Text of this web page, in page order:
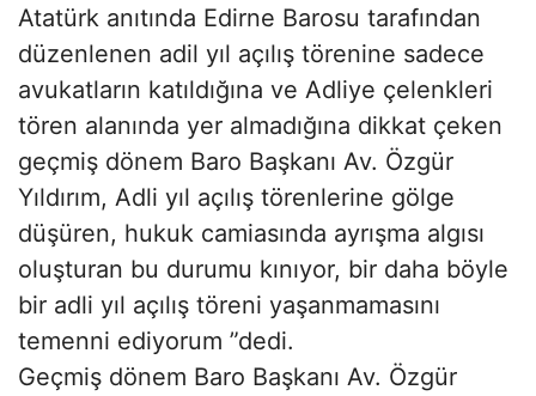
Atatürk anıtında Edirne Barosu tarafından
düzenlenen adil yıl açılış törenine sadece
avukatların katıldığına ve Adliye çelenkleri
tören alanında yer almadığına dikkat çeken
geçmiş dönem Baro Başkanı Av. Özgür
Yıldırım, Adli yıl açılış törenlerine gölge
düşüren, hukuk camiasında ayrışma algısı
oluşturan bu durumu kınıyor, bir daha böyle
bir adli yıl açılış töreni yaşanmamasını
temenni ediyorum ”dedi.
Geçmiş dönem Baro Başkanı Av. Özgür